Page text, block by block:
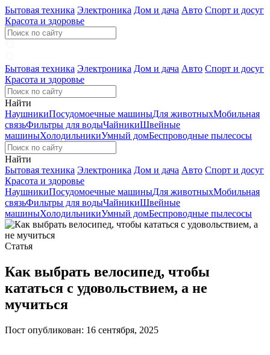
Бытовая техника Электроника Дом и дача Авто Спорт и досуг
Красота и здоровье
Бытовая техника Электроника Дом и дача Авто Спорт и досуг
Красота и здоровье
Найти
НаушникиПосудомоечные машиныДля животныхМобильная
связьФильтры для водыЧайникиШвейные
машиныХолодильникиУмный домБеспроводные пылесосы
Найти
Бытовая техника Электроника Дом и дача Авто Спорт и досуг
Красота и здоровье
НаушникиПосудомоечные машиныДля животныхМобильная
связьФильтры для водыЧайникиШвейные
машиныХолодильникиУмный домБеспроводные пылесосы
Статья
Как выбрать велосипед, чтобы
кататься с удовольствием, а не
мучиться
Пост опубликован: 16 сентября, 2025